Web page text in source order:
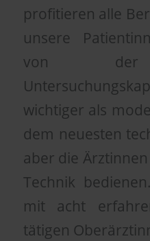
profitieren alle
unsere
von der
wichtiger als
dem neuesten
aber die
Technik
mit acht
tätigen